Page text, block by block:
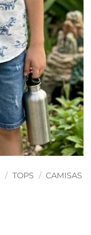
/ TOPS / CAMISAS